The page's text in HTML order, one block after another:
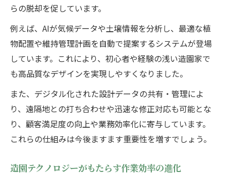
独立に役立つ造園テクノロジー活用の極意
造園一人親方が収益UPに選ぶ最新技術とは
独立志望者が知るべき造園業界の将来性
営業力を高める造園デジタルツール活用法
大手で培った造園技術を独立で活かす方法
作業効率化が広げる造園の将来性とは
造園業界で進む作業効率化の最新動向
デジタル技術が造園の働き方を変える理由
造園会社の現場で導入進む効率化テクノロ
らの脱却を促しています。
例えば、AIが気候データや土壌情報を分析し、最適な植
物配置や維持管理計画を自動で提案するシステムが登場
しています。これにより、初心者や経験の浅い造園家で
も高品質なデザインを実現しやすくなりました。
また、デジタル化された設計データの共有・管理によ
り、遠隔地との打ち合わせや迅速な修正対応も可能とな
り、顧客満足度の向上や業務効率化に寄与しています。
これらの仕組みは今後ますます重要性を増すでしょう。
造園テクノロジーがもたらす作業効率の進化